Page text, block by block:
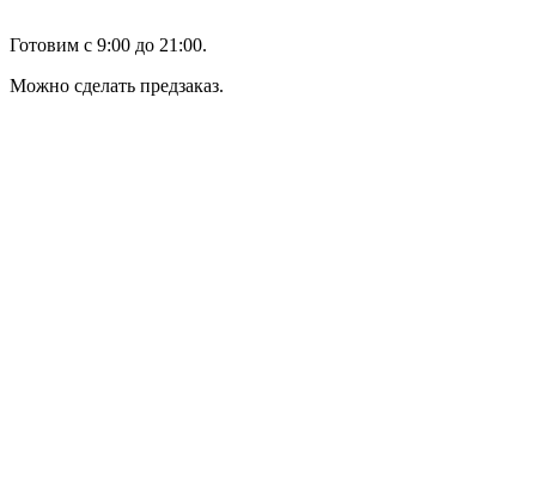
Готовим с 9:00 до 21:00.
Можно сделать предзаказ.